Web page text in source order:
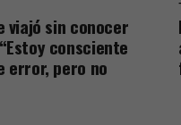
viajó sin conocer
consciente
error, pero no